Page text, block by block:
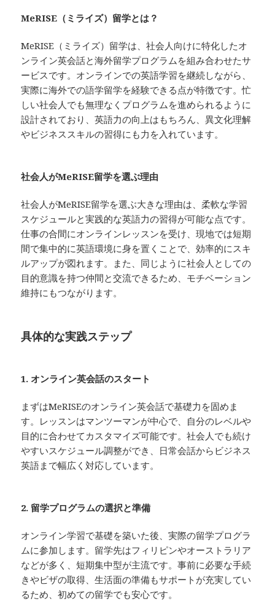
MeRISE（ミライズ）留学とは？
MeRISE（ミライズ）留学は、社会人向けに特化したオ
ンライン英会話と海外留学プログラムを組み合わせたサ
ービスです。オンラインでの英語学習を継続しながら、
実際に海外での語学留学を経験できる点が特徴です。忙
しい社会人でも無理なくプログラムを進められるように
設計されており、英語力の向上はもちろん、異文化理解
やビジネススキルの習得にも力を入れています。
社会人がMeRISE留学を選ぶ理由
社会人がMeRISE留学を選ぶ大きな理由は、柔軟な学習
スケジュールと実践的な英語力の習得が可能な点です。
仕事の合間にオンラインレッスンを受け、現地では短期
間で集中的に英語環境に身を置くことで、効率的にスキ
ルアップが図れます。また、同じように社会人としての
目的意識を持つ仲間と交流できるため、モチベーション
維持にもつながります。
具体的な実践ステップ
1. オンライン英会話のスタート
まずはMeRISEのオンライン英会話で基礎力を固めま
す。レッスンはマンツーマンが中心で、自分のレベルや
目的に合わせてカスタマイズ可能です。社会人でも続け
やすいスケジュール調整ができ、日常会話からビジネス
英語まで幅広く対応しています。
2. 留学プログラムの選択と準備
オンライン学習で基礎を築いた後、実際の留学プログラ
ムに参加します。留学先はフィリピンやオーストラリア
などが多く、短期集中型が主流です。事前に必要な手続
きやビザの取得、生活面の準備もサポートが充実してい
るため、初めての留学でも安心です。